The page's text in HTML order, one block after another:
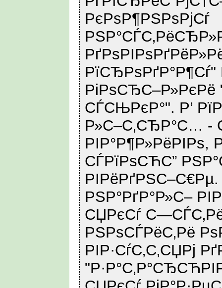
РєРѕР¶РЅРѕРјСѓ
РіРѕСЂС–Р»РєРё
СЃСЊРєР°". Р’
Р»С–С‚СЂР°С… -
РІР°Р¶Р»РёРІРѕ,
СЃРїРѕСЋС”
РЅР°РґР°Р»С–
СЏРєСѓ
РЅРѕСЃРёС‚Рё
РІР·СѓС‚С‚СЏРј